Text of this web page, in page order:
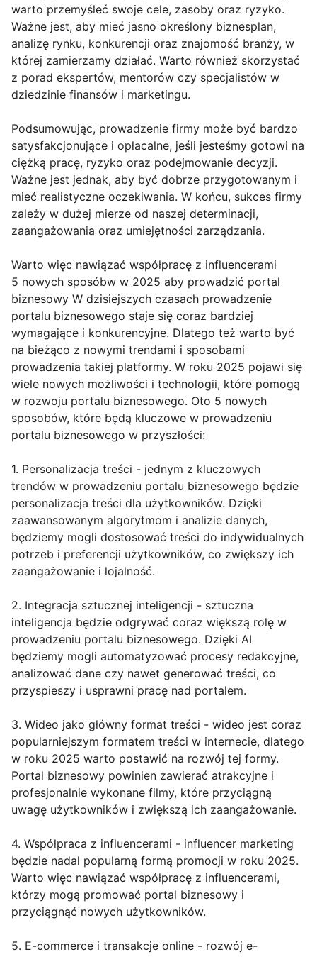
warto przemyśleć swoje cele, zasoby oraz ryzyko.
Ważne jest, aby mieć jasno określony biznesplan,
analizę rynku, konkurencji oraz znajomość branży, w
której zamierzamy działać. Warto również skorzystać
z porad ekspertów, mentorów czy specjalistów w
dziedzinie finansów i marketingu.
Podsumowując, prowadzenie firmy może być bardzo
satysfakcjonujące i opłacalne, jeśli jesteśmy gotowi na
ciężką pracę, ryzyko oraz podejmowanie decyzji.
Ważne jest jednak, aby być dobrze przygotowanym i
mieć realistyczne oczekiwania. W końcu, sukces firmy
zależy w dużej mierze od naszej determinacji,
zaangażowania oraz umiejętności zarządzania.
Warto więc nawiązać współpracę z influencerami
5 nowych sposóbw w 2025 aby prowadzić portal
biznesowy W dzisiejszych czasach prowadzenie
portalu biznesowego staje się coraz bardziej
wymagające i konkurencyjne. Dlatego też warto być
na bieżąco z nowymi trendami i sposobami
prowadzenia takiej platformy. W roku 2025 pojawi się
wiele nowych możliwości i technologii, które pomogą
w rozwoju portalu biznesowego. Oto 5 nowych
sposobów, które będą kluczowe w prowadzeniu
portalu biznesowego w przyszłości:
1. Personalizacja treści - jednym z kluczowych
trendów w prowadzeniu portalu biznesowego będzie
personalizacja treści dla użytkowników. Dzięki
zaawansowanym algorytmom i analizie danych,
będziemy mogli dostosować treści do indywidualnych
potrzeb i preferencji użytkowników, co zwiększy ich
zaangażowanie i lojalność.
2. Integracja sztucznej inteligencji - sztuczna
inteligencja będzie odgrywać coraz większą rolę w
prowadzeniu portalu biznesowego. Dzięki AI
będziemy mogli automatyzować procesy redakcyjne,
analizować dane czy nawet generować treści, co
przyspieszy i usprawni pracę nad portalem.
3. Wideo jako główny format treści - wideo jest coraz
popularniejszym formatem treści w internecie, dlatego
w roku 2025 warto postawić na rozwój tej formy.
Portal biznesowy powinien zawierać atrakcyjne i
profesjonalnie wykonane filmy, które przyciągną
uwagę użytkowników i zwiększą ich zaangażowanie.
4. Współpraca z influencerami - influencer marketing
będzie nadal popularną formą promocji w roku 2025.
Warto więc nawiązać współpracę z influencerami,
którzy mogą promować portal biznesowy i
przyciągnąć nowych użytkowników.
5. E-commerce i transakcje online - rozwój e-